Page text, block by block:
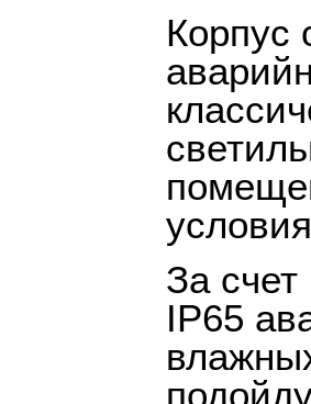
Корпус
За
IP65